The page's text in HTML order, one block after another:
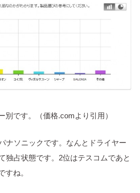
別です。（価格.comより引用）
ナソニックです。なんとドライヤー
独占状態です。2位はテスコムであと
すね。